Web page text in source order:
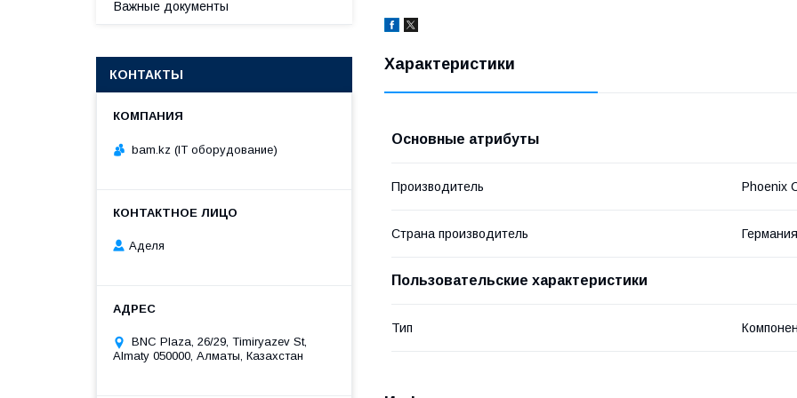
Характеристики
Основные атрибуты
Производитель Phoenix
Страна производитель Германия
Пользовательские характеристики
Тип
Важные документы
КОНТАКТЫ
bam.kz (IT оборудование)
Аделя
BNC Plaza, 26/29, Timiryazev St,
Almaty 050000, Алматы, Казахстан